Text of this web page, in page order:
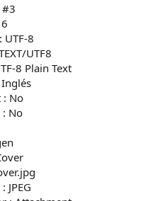
#3
UTF-8
UTF8
8 Plain Text
: No
: No
JPEG